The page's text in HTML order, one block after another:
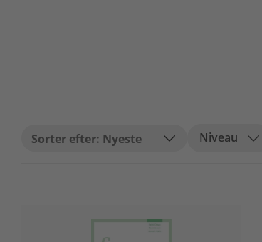
Nyeste Niveau